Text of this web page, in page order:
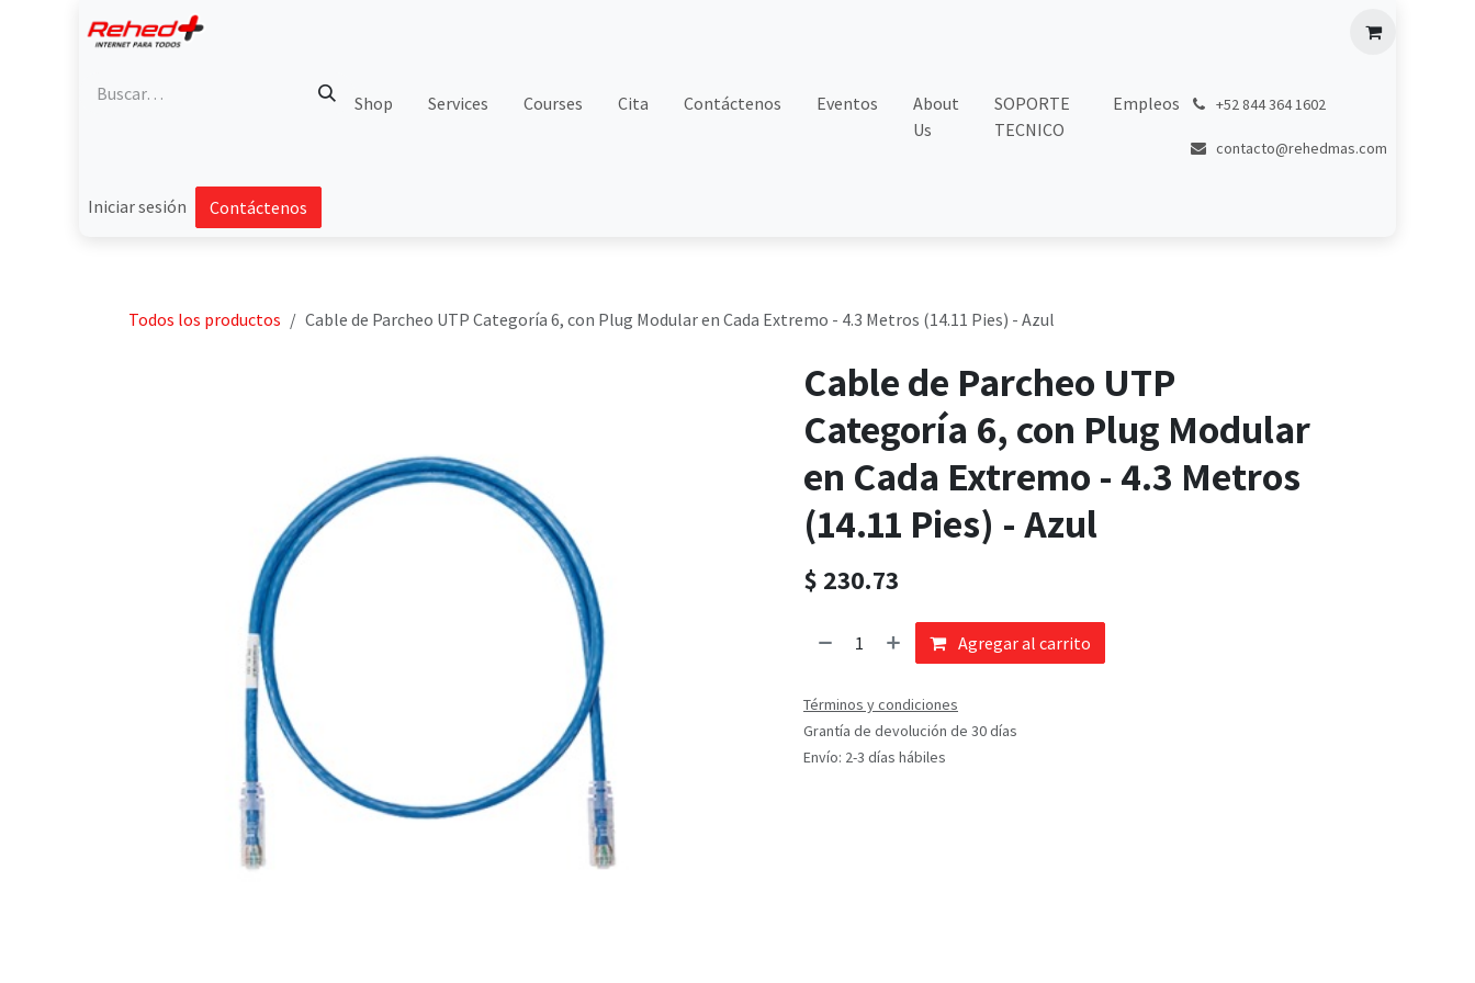
Shop Services Courses Cita Contáctenos Eventos
About
Us
SOPORTE
TECNICO
Empleos +52 844 364 1602
contacto@rehedmas.com
Iniciar sesión Contáctenos
Todos los productos Cable de Parcheo UTP Categoría 6, con Plug Modular en Cada Extremo - 4.3 Metros (14.11 Pies) - Azul
Cable de Parcheo UTP
Categoría 6, con Plug Modular
en Cada Extremo - 4.3 Metros
(14.11 Pies) - Azul
$ 230.73
Agregar al carrito
Términos y condiciones
Grantía de devolución de 30 días
Envío: 2-3 días hábiles